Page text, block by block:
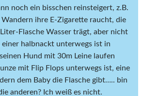
noch ein bisschen reinsteigert, z.B.
Wandern ihre E-Zigarette raucht, die
Flasche Wasser trägt, aber nicht
halbnackt unterwegs ist in
Hund mit 30m Leine laufen
mit Flip Flops unterwegs ist, eine
dem Baby die Flasche gibt….. bin
anderen? Ich weiß es nicht.